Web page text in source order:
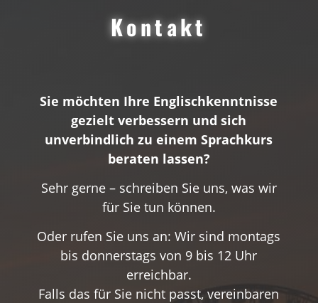
Kontakt
Sie möchten Ihre Englischkenntnisse
gezielt verbessern und sich
unverbindlich zu einem Sprachkurs
beraten lassen?
Sehr gerne – schreiben Sie uns, was wir
für Sie tun können.
Oder rufen Sie uns an: Wir sind montags
bis donnerstags von 9 bis 12 Uhr
erreichbar.
Falls das für Sie nicht passt, vereinbaren